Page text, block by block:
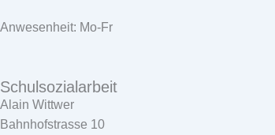
Anwesenheit: Mo-Fr
Schulsozialarbeit
Alain Wittwer
Bahnhofstrasse 10